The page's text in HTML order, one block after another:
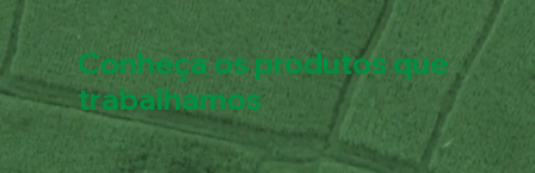
Conheça os produtos que
trabalhamos